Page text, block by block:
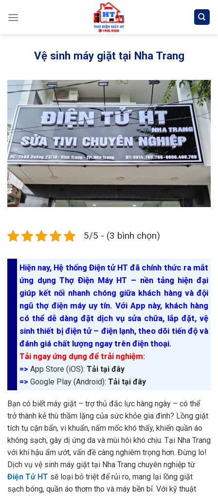
Vệ sinh máy giặt tại Nha Trang
5/5 - (3 bình chọn)
Hiện nay, Hệ thống Điện tử HT đã chính thức ra mắt
ứng dụng Thợ Điện Máy HT – nền tảng hiện đại
giúp kết nối nhanh chóng giữa khách hàng và đội
ngũ thợ điện máy uy tín. Với App này, khách hàng
có thể dễ dàng đặt dịch vụ sửa chữa, lắp đặt, vệ
sinh thiết bị điện tử – điện lạnh, theo dõi tiến độ và
đánh giá chất lượng ngay trên điện thoại.
Tải ngay ứng dụng để trải nghiệm:
=> App Store (iOS): Tải tại đây
=> Google Play (Android): Tải tại đây
Bạn có biết máy giặt – trợ thủ đắc lực hàng ngày – có thể
trở thành kẻ thù thầm lặng của sức khỏe gia đình? Lồng giặt
tích tụ cặn bẩn, vi khuẩn, nấm mốc khó thấy, khiến quần áo
không sạch, gây dị ứng da và mùi hôi khó chịu. Tại Nha Trang
với khí hậu ẩm ướt, vấn đề càng nghiêm trọng hơn. Đừng lo!
Dịch vụ vệ sinh máy giặt tại Nha Trang chuyên nghiệp từ
Điện Tử HT sẽ loại bỏ triệt để rủi ro, mang lại lồng giặt
sạch bóng, quần áo thơm tho và máy bền bỉ. Với kỹ thuật